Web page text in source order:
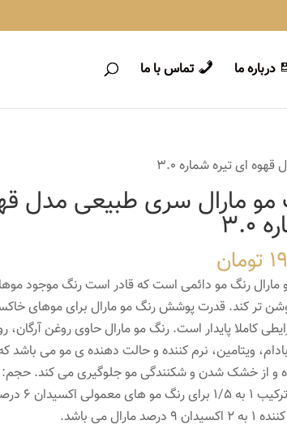
درباره ما تماس با ما
ای تیره شماره 3.0
مو مارال سری طبیعی مدل
3.0
تومان
مارال رنگ مو دائمی است که قادر است رنگ موجود موها
تر کند. قدرت پوشش رنگ مو مارال برای موهای
کاملا پایدار است. رنگ مو مارال حاوی روغن
ویتامین، نرم کننده و حالت دهنده ی مو می باشد
درصد ترکیب
مارال می باشد.